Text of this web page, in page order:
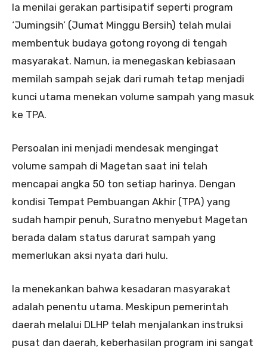
Ia menilai gerakan partisipatif seperti program
‘Jumingsih’ (Jumat Minggu Bersih) telah mulai
membentuk budaya gotong royong di tengah
masyarakat. Namun, ia menegaskan kebiasaan
memilah sampah sejak dari rumah tetap menjadi
kunci utama menekan volume sampah yang masuk
ke TPA.
Persoalan ini menjadi mendesak mengingat
volume sampah di Magetan saat ini telah
mencapai angka 50 ton setiap harinya. Dengan
kondisi Tempat Pembuangan Akhir (TPA) yang
sudah hampir penuh, Suratno menyebut Magetan
berada dalam status darurat sampah yang
memerlukan aksi nyata dari hulu.
Ia menekankan bahwa kesadaran masyarakat
adalah penentu utama. Meskipun pemerintah
daerah melalui DLHP telah menjalankan instruksi
pusat dan daerah, keberhasilan program ini sangat